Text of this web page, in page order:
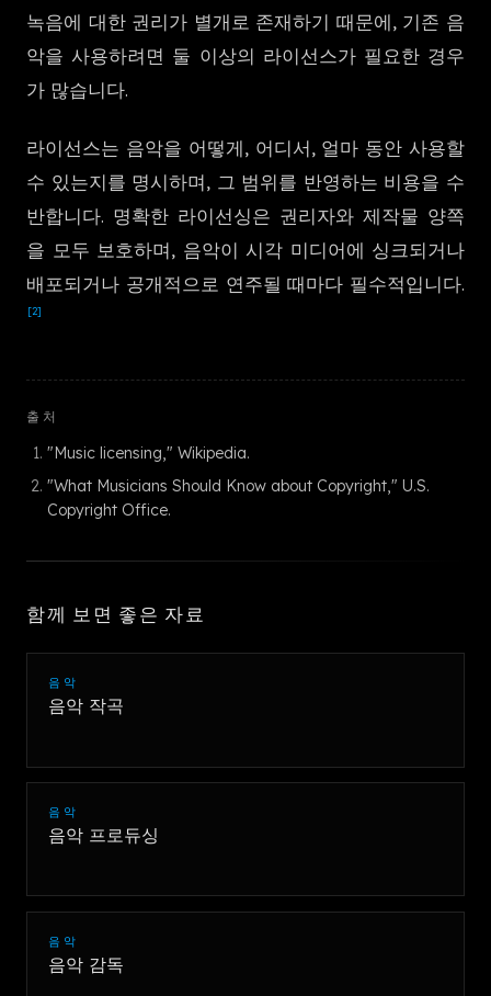
녹음에 대한 권리가 별개로 존재하기 때문에, 기존 음
악을 사용하려면 둘 이상의 라이선스가 필요한 경우
가 많습니다.
라이선스는 음악을 어떻게, 어디서, 얼마 동안 사용할
수 있는지를 명시하며, 그 범위를 반영하는 비용을 수
반합니다. 명확한 라이선싱은 권리자와 제작물 양쪽
을 모두 보호하며, 음악이 시각 미디어에 싱크되거나
배포되거나 공개적으로 연주될 때마다 필수적입니다.
[2]
출처
"Music licensing," Wikipedia.
"What Musicians Should Know about Copyright," U.S.
Copyright Office.
함께 보면 좋은 자료
음악
음악 작곡
음악
음악 프로듀싱
음악
음악 감독
한국어